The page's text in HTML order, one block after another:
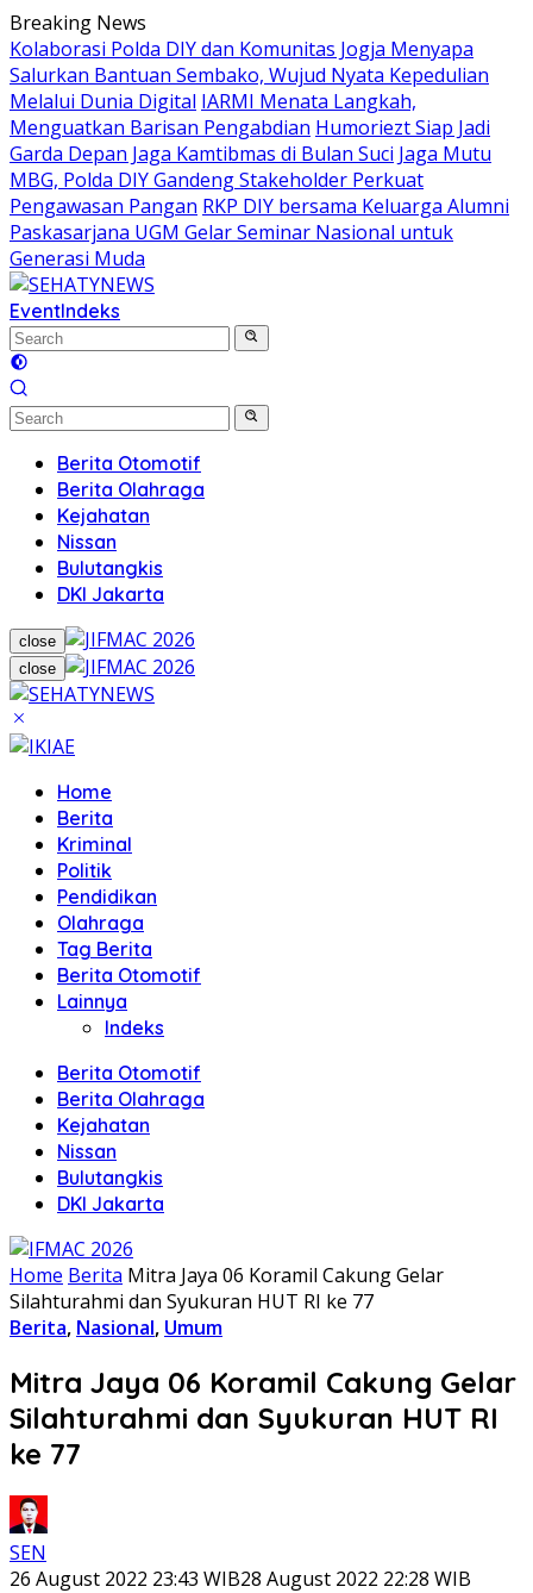
Skip
to
content
Breaking News
Kolaborasi Polda DIY dan Komunitas Jogja Menyapa
Salurkan Bantuan Sembako, Wujud Nyata Kepedulian
Melalui Dunia Digital IARMI Menata Langkah,
Menguatkan Barisan Pengabdian Humoriezt Siap Jadi
Garda Depan Jaga Kamtibmas di Bulan Suci Jaga Mutu
MBG, Polda DIY Gandeng Stakeholder Perkuat
Pengawasan Pangan RKP DIY bersama Keluarga Alumni
Paskasarjana UGM Gelar Seminar Nasional untuk
Generasi Muda
EventIndeks
Berita Otomotif
Berita Olahraga
Kejahatan
Nissan
Bulutangkis
DKI Jakarta
close
close
Home
Berita
Kriminal
Politik
Pendidikan
Olahraga
Tag Berita
Berita Otomotif
Lainnya
Indeks
Berita Otomotif
Berita Olahraga
Kejahatan
Nissan
Bulutangkis
DKI Jakarta
Home Berita Mitra Jaya 06 Koramil Cakung Gelar
Silahturahmi dan Syukuran HUT RI ke 77
Berita, Nasional, Umum
Mitra Jaya 06 Koramil Cakung Gelar
Silahturahmi dan Syukuran HUT RI
ke 77
SEN
26 August 2022 23:43 WIB28 August 2022 22:28 WIB